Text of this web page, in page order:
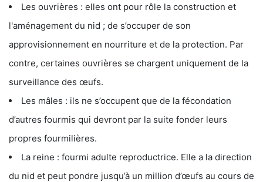
Les ouvrières : elles ont pour rôle la construction et
l'aménagement du nid ; de s’occuper de son
approvisionnement en nourriture et de la protection. Par
contre, certaines ouvrières se chargent uniquement de la
surveillance des œufs.
Les mâles : ils ne s’occupent que de la fécondation
d’autres fourmis qui devront par la suite fonder leurs
propres fourmilières.
La reine : fourmi adulte reproductrice. Elle a la direction
du nid et peut pondre jusqu’à un million d’œufs au cours de